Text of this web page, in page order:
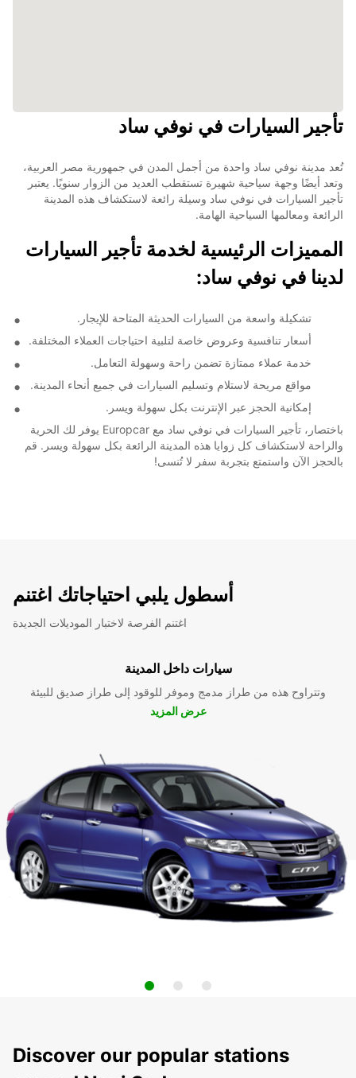
تأجير السيارات في نوفي ساد
تُعد مدينة نوفي ساد واحدة من أجمل المدن في جمهورية مصر العربية،
وتعد أيضًا وجهة سياحية شهيرة تستقطب العديد من الزوار سنويًا. يعتبر
تأجير السيارات في نوفي ساد وسيلة رائعة لاستكشاف هذه المدينة
الرائعة ومعالمها السياحية الهامة.
المميزات الرئيسية لخدمة تأجير السيارات
لدينا في نوفي ساد:
تشكيلة واسعة من السيارات الحديثة المتاحة للإيجار.
أسعار تنافسية وعروض خاصة لتلبية احتياجات العملاء المختلفة.
خدمة عملاء ممتازة تضمن راحة وسهولة التعامل.
مواقع مريحة لاستلام وتسليم السيارات في جميع أنحاء المدينة.
إمكانية الحجز عبر الإنترنت بكل سهولة ويسر.
باختصار، تأجير السيارات في نوفي ساد مع Europcar يوفر لك الحرية
والراحة لاستكشاف كل زوايا هذه المدينة الرائعة بكل سهولة ويسر. قم
بالحجز الآن واستمتع بتجربة سفر لا تُنسى!
أسطول يلبي احتياجاتك اغتنم
اغتنم الفرصة لاختبار الموديلات الجديدة
سيارات داخل المدينة
وتتراوح هذه من طراز مدمج وموفر للوقود إلى طراز صديق للبيئة
عرض المزيد
Discover our popular stations